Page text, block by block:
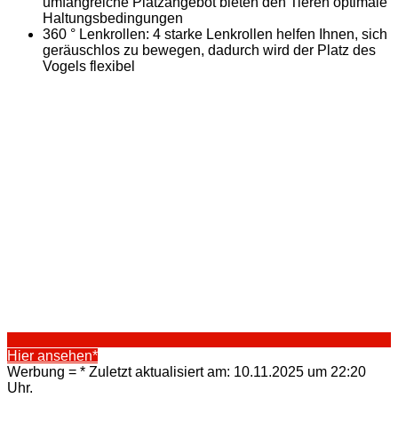
Haltungsbedingungen
360 ° Lenkrollen: 4 starke Lenkrollen helfen Ihnen, sich
geräuschlos zu bewegen, dadurch wird der Platz des
Vogels flexibel
Hier ansehen*
Werbung = * Zuletzt aktualisiert am: 10.11.2025 um 22:20
Uhr.